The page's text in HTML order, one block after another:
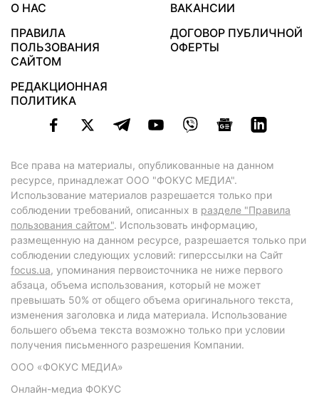
О НАС
ВАКАНСИИ
ПРАВИЛА
ПОЛЬЗОВАНИЯ
САЙТОМ
ДОГОВОР ПУБЛИЧНОЙ
ОФЕРТЫ
РЕДАКЦИОННАЯ
ПОЛИТИКА
Все права на материалы, опубликованные на данном
ресурсе, принадлежат ООО "ФОКУС МЕДИА".
Использование материалов разрешается только при
соблюдении требований, описанных в разделе "Правила
пользования сайтом". Использовать информацию,
размещенную на данном ресурсе, разрешается только при
соблюдении следующих условий: гиперссылки на Сайт
focus.ua, упоминания первоисточника не ниже первого
абзаца, объема использования, который не может
превышать 50% от общего объема оригинального текста,
изменения заголовка и лида материала. Использование
большего объема текста возможно только при условии
получения письменного разрешения Компании.
ООО «ФОКУС МЕДИА»
Онлайн-медиа ФОКУС